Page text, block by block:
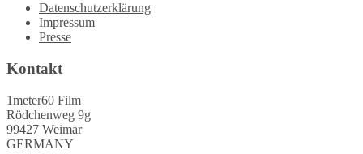
Datenschutzerklärung
Impressum
Presse
Kontakt
1meter60 Film
Rödchenweg 9g
99427 Weimar
GERMANY